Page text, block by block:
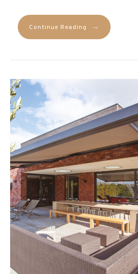
Continue Reading →